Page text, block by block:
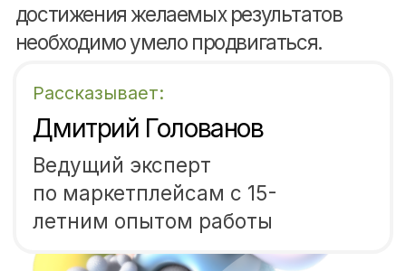
Ведущий эксперт
по маркетплейсам с 15-
летним опытом работы